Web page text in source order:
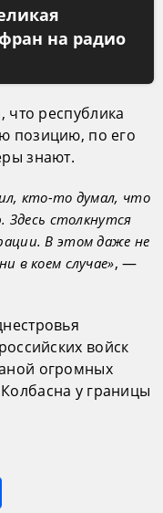
на радио
что республика
позицию, по его
знают.
кто-то думал, что
Здесь столкнутся
В этом даже не
в коем случае», —
войск
огромных
у границы